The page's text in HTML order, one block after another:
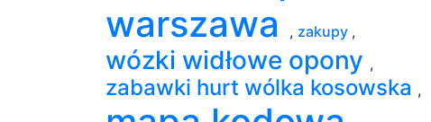
warszawa
, zakupy ,
wózki widłowe opony ,
zabawki hurt wólka kosowska ,